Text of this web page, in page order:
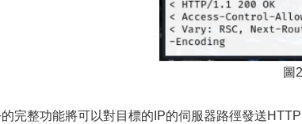
圖
完整功能將可以對目標的IP的伺服器路徑發送